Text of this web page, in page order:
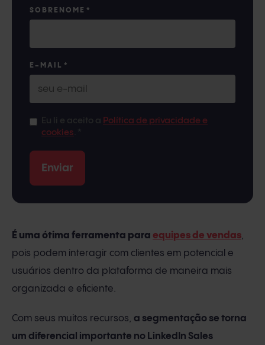
SOBRENOME *
E-MAIL *
Política de privacidade e
cookies
É uma ótima ferramenta para equipes de vendas,
pois podem interagir com clientes em potencial e
usuários dentro da plataforma de maneira mais
organizada e eficiente.
Com seus muitos recursos, a segmentação se torna
um diferencial importante no LinkedIn Sales